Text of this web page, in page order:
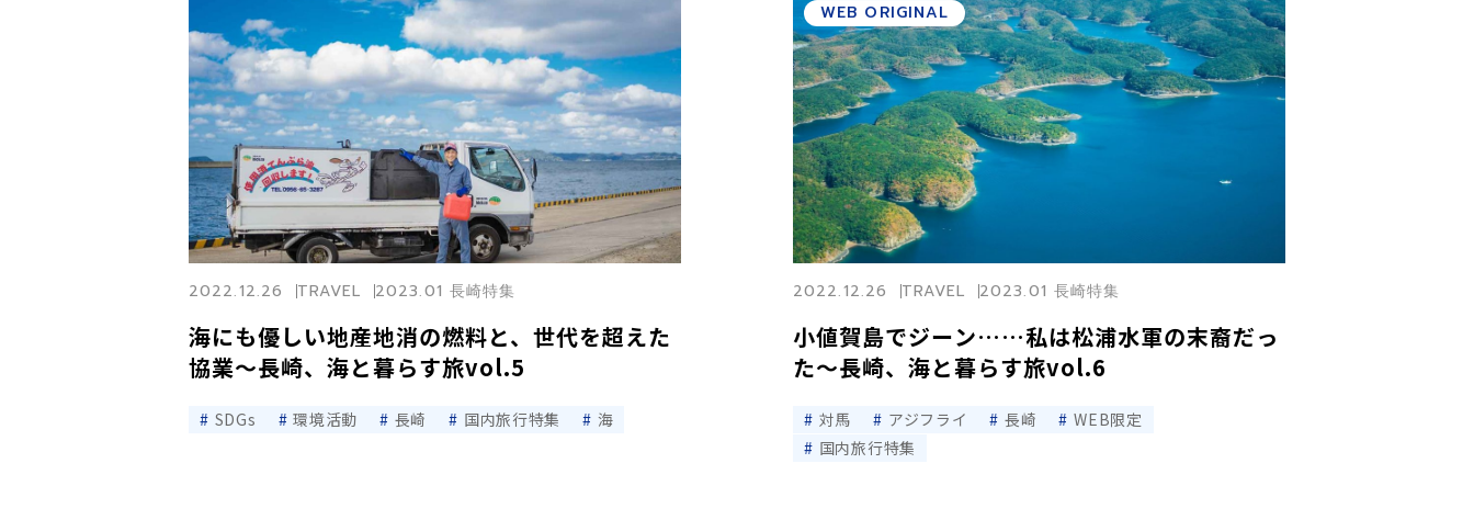
海にも優しい地産地消の燃料と、世代を超えた
協業〜長崎、海と暮らす旅vol.5
2022.12.26 TRAVEL 2023.01 長崎特集
SDGs 環境活動 長崎 国内旅行特集 海
小値賀島でジーン……私は松浦水軍の末裔だっ
た〜長崎、海と暮らす旅vol.6
2022.12.26 TRAVEL 2023.01 長崎特集
WEB ORIGINAL
対馬 アジフライ 長崎
WEB限定
国内旅行特集